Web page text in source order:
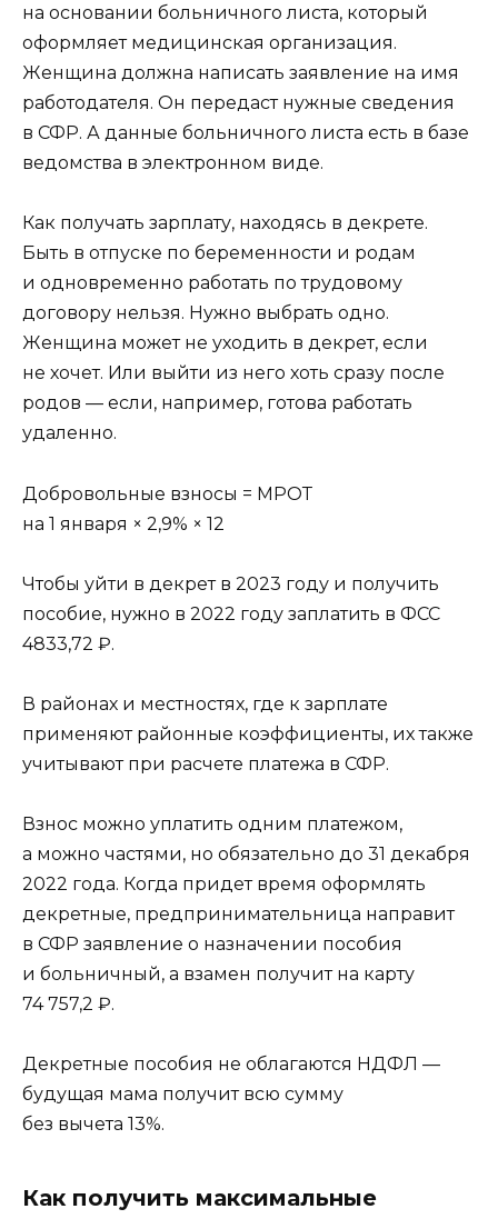
на основании больничного листа, который
оформляет медицинская организация.
Женщина должна написать заявление на имя
работодателя. Он передаст нужные сведения
в СФР. А данные больничного листа есть в базе
ведомства в электронном виде.
Как получать зарплату, находясь в декрете.
Быть в отпуске по беременности и родам
и одновременно работать по трудовому
договору нельзя. Нужно выбрать одно.
Женщина может не уходить в декрет, если
не хочет. Или выйти из него хоть сразу после
родов — если, например, готова работать
удаленно.
Добровольные взносы = МРОТ
на 1 января × 2,9% × 12
Чтобы уйти в декрет в 2023 году и получить
пособие, нужно в 2022 году заплатить в ФСС
4833,72 ₽.
В районах и местностях, где к зарплате
применяют районные коэффициенты, их также
учитывают при расчете платежа в СФР.
Взнос можно уплатить одним платежом,
а можно частями, но обязательно до 31 декабря
2022 года. Когда придет время оформлять
декретные, предпринимательница направит
в СФР заявление о назначении пособия
и больничный, а взамен получит на карту
74 757,2 ₽.
Декретные пособия не облагаются НДФЛ —
будущая мама получит всю сумму
без вычета 13%.
Как получить максимальные